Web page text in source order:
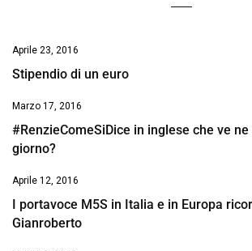
Aprile 23, 2016
Stipendio di un euro
Marzo 17, 2016
#RenzieComeSiDice in inglese che ve
giorno?
Aprile 12, 2016
I portavoce M5S in Italia e in Europa
Gianroberto